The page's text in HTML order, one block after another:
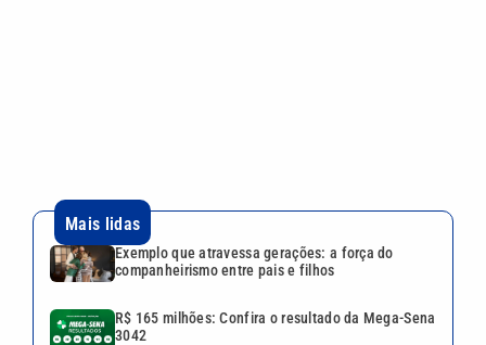
vitamina D? Entenda os riscos
Dívidas de ISSQN em Campinas podem ser
renegociadas até 30 de setembro